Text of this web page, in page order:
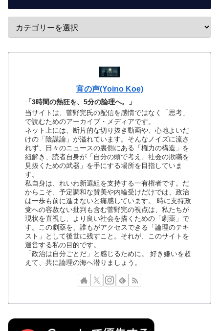
宵の声(Yoino Koe)
「3時間の熱狂を、5分の論理へ。」
当サイトは、菅野完氏の配信を感情ではなく「思考」
で読むためのアーカイブ・メディアです。
ネット上には、断片的な切り抜き動画や、心地よいだ
けの「陰謀論」が溢れています。そんなノイズに流さ
れず、日々のニュースの裏側にある「権力の構造」を
紐解き、読者自身が「自分の頭で考え、社会の欺瞞を
見抜くための武器」を手にする場所を目指していま
す。
私自身は、れいわ新選組を支持する一有権者です。だ
からこそ、予定調和な賛美や内輪受けだけでは、政治
は一歩も前に進まないと痛感しています。 時に支持政
党への容赦ない批判も含む菅野完の視点は、私たちが
現状を直視し、より良い社会を描くための「劇薬」で
す。この劇薬を、誰もがアクセスできる「論理のテキ
スト」として後世に残すこと。それが、このサイトを
運営する私の目的です。
「政治は自分ごとだ」と感じるために。 好き嫌いを超
えて、共に論理の海へ潜りましょう。